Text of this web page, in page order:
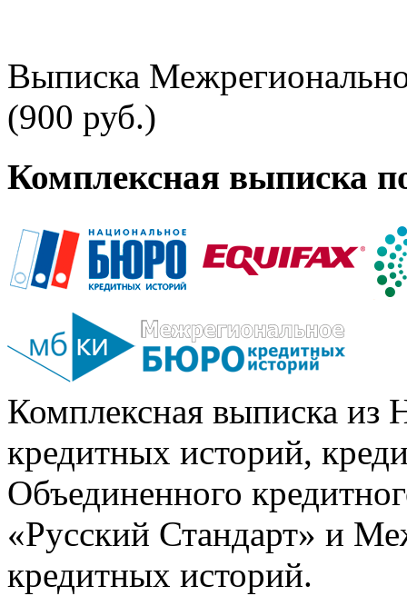
Выписка
(900 руб.)
Комплексная выписка
Комплексная выписка из
кредитных историй,
Объединенного
«Русский Стандарт» и
кредитных историй.